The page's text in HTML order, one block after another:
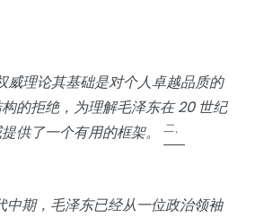
威理论其基础是对个人卓越品质的
的拒绝，为理解毛泽东在 20 世纪
供了一个有用的框架。
二、
中期，毛泽东已经从一位政治领袖